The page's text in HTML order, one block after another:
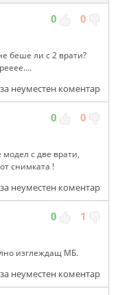
0 0
беше ли с 2 врати?
неуместен коментар
0 0
с две врати,
снимката !
неуместен коментар
0 1
изглеждащ МБ.
неуместен коментар